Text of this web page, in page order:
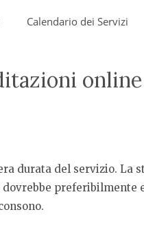
Calendario dei Servizi
durata del servizio. La
preferibilmente